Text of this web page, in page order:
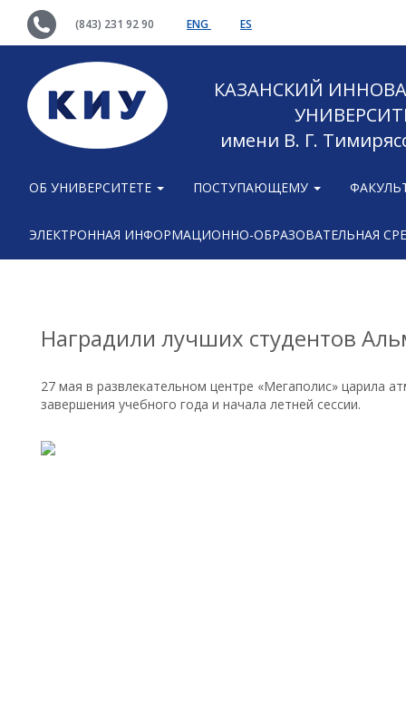
(843) 231 92 90 ENG ES
КАЗАНСКИЙ
имени В. Г.
ОБ УНИВЕРСИТЕТЕ ПОСТУПАЮЩЕМУ
ЭЛЕКТРОННАЯ ИНФОРМАЦИОННО-ОБРАЗОВАТЕЛЬНАЯ
Наградили лучших студентов
27 мая в развлекательном центре «Мегаполис» царила
завершения учебного года и начала летней сессии.